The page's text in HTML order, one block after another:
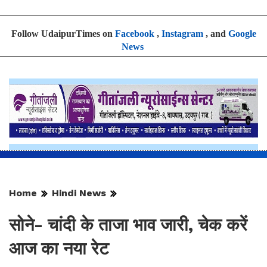
Follow UdaipurTimes on Facebook, Instagram, and Google
News
Home Hindi News
सोने- चांदी के ताजा भाव जारी, चेक करें
आज का नया रेट